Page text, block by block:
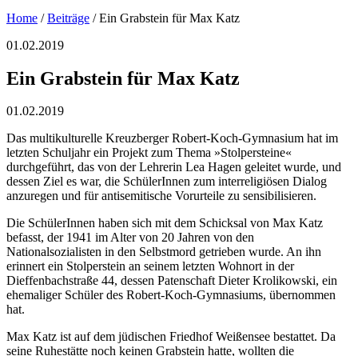
Home /Beiträge /Ein Grabstein für Max Katz
01.02.2019
Ein Grabstein für Max Katz
01.02.2019
Das multikulturelle Kreuzberger Robert-Koch-Gymnasium hat im
letzten Schuljahr ein Projekt zum Thema »Stolpersteine«
durchgeführt, das von der Lehrerin Lea Hagen geleitet wurde, und
dessen Ziel es war, die SchülerInnen zum interreligiösen Dialog
anzuregen und für antisemitische Vorurteile zu sensibilisieren.
Die SchülerInnen haben sich mit dem Schicksal von Max Katz
befasst, der 1941 im Alter von 20 Jahren von den
Nationalsozialisten in den Selbstmord getrieben wurde. An ihn
erinnert ein Stolperstein an seinem letzten Wohnort in der
Dieffenbachstraße 44, dessen Patenschaft Dieter Krolikowski, ein
ehemaliger Schüler des Robert-Koch-Gymnasiums, übernommen
hat.
Max Katz ist auf dem jüdischen Friedhof Weißensee bestattet. Da
seine Ruhestätte noch keinen Grabstein hatte, wollten die